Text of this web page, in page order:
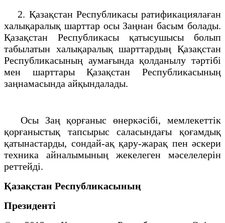
2. Қазақстан Республикасы ратификациялаған
халықаралық шарттар осы Заңнан басым болады.
Қазақстан Республикасы қатысушысы болып
табылатын халықаралық шарттардың Қазақстан
Республикасының аумағында қолданылу тәртібі
мен шарттары Қазақстан Республикасының
заңнамасында айқындалады.
Осы Заң қорғаныс өнеркәсібі, мемлекеттік
қорғаныстық тапсырыс саласындағы қоғамдық
қатынастарды, сондай-ақ қару-жарақ пен әскери
техника айналымының жекелеген мәселелерін
реттейді.
Қазақстан Республикасының
Президенті